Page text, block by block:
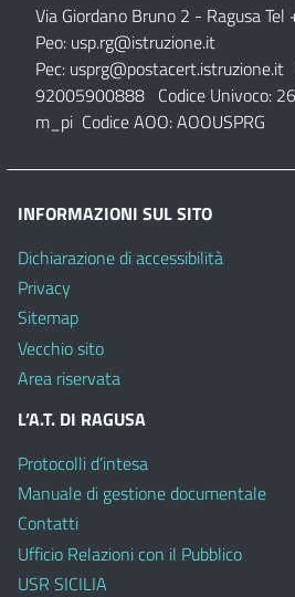
Via Giordano Bruno 2 - Ragusa
Peo: usp.rg@istruzione.it
Pec: usprg@postacert.istruzione.it
92005900888 Codice Univoco:
m_pi Codice AOO: AOOUSPRG
INFORMAZIONI SUL SITO
Dichiarazione di accessibilità
Privacy
Sitemap
Vecchio sito
Area riservata
L’A.T. DI RAGUSA
Protocolli d’intesa
Manuale di gestione documentale
Contatti
Ufficio Relazioni con il Pubblico
USR SICILIA